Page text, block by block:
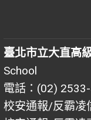
臺北市立大直高
School
電話：(02)
校安通報/反霸凌